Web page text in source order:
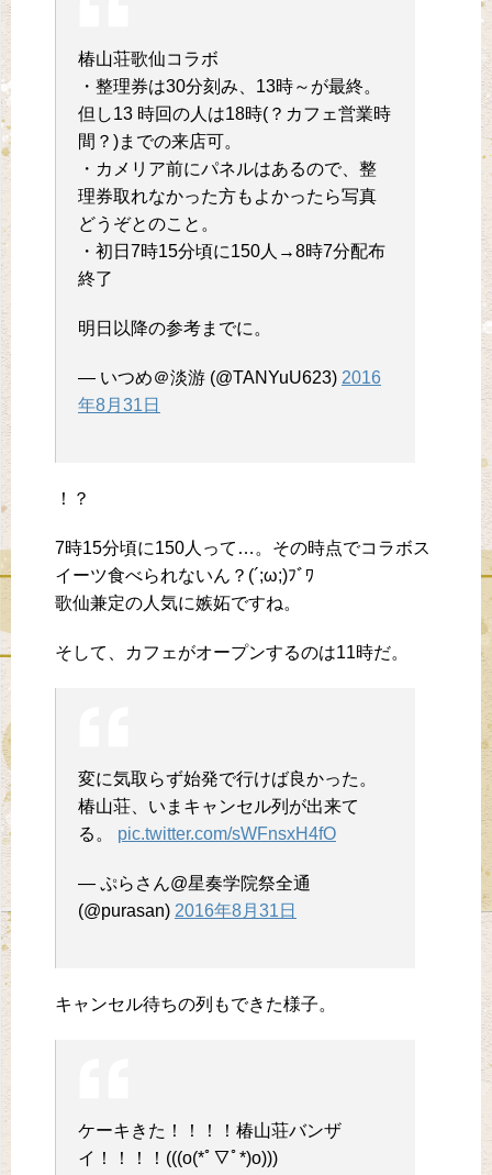
椿山荘歌仙コラボ
・整理券は30分刻み、13時～が最終。
但し13 時回の人は18時(？カフェ営業時
間？)までの来店可。
・カメリア前にパネルはあるので、整
理券取れなかった方もよかったら写真
どうぞとのこと。
・初日7時15分頃に150人→8時7分配布
終了
明日以降の参考までに。
— いつめ＠淡游 (@TANYuU623) 2016
年8月31日
！？
7時15分頃に150人って…。その時点でコラボス
イーツ食べられないん？(´;ω;)ﾌﾞﾜ
歌仙兼定の人気に嫉妬ですね。
そして、カフェがオープンするのは11時だ。
変に気取らず始発で行けば良かった。
椿山荘、いまキャンセル列が出来て
る。 pic.twitter.com/sWFnsxH4fO
— ぷらさん@星奏学院祭全通
(@purasan) 2016年8月31日
キャンセル待ちの列もできた様子。
ケーキきた！！！！椿山荘バンザ
イ！！！！(((o(*ﾟ▽ﾟ*)o)))